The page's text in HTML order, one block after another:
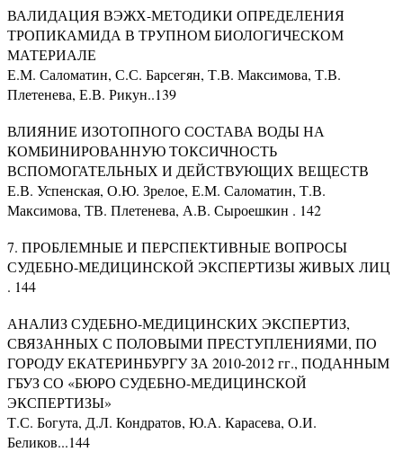
ВАЛИДАЦИЯ ВЭЖХ-МЕТОДИКИ ОПРЕДЕЛЕНИЯ
ТРОПИКАМИДА В ТРУПНОМ БИОЛОГИЧЕСКОМ
МАТЕРИАЛЕ
Е.М. Саломатин, С.С. Барсегян, Т.В. Максимова, Т.В.
Плетенева, Е.В. Рикун..139
ВЛИЯНИЕ ИЗОТОПНОГО СОСТАВА ВОДЫ НА
КОМБИНИРОВАННУЮ ТОКСИЧНОСТЬ
ВСПОМОГАТЕЛЬНЫХ И ДЕЙСТВУЮЩИХ ВЕЩЕСТВ
Е.В. Успенская, О.Ю. Зрелое, Е.М. Саломатин, Т.В.
Максимова, ТВ. Плетенева, А.В. Сыроешкин . 142
7. ПРОБЛЕМНЫЕ И ПЕРСПЕКТИВНЫЕ ВОПРОСЫ
СУДЕБНО-МЕДИЦИНСКОЙ ЭКСПЕРТИЗЫ ЖИВЫХ ЛИЦ
. 144
АНАЛИЗ СУДЕБНО-МЕДИЦИНСКИХ ЭКСПЕРТИЗ,
СВЯЗАННЫХ С ПОЛОВЫМИ ПРЕСТУПЛЕНИЯМИ, ПО
ГОРОДУ ЕКАТЕРИНБУРГУ ЗА 2010-2012 гг., ПОДАННЫМ
ГБУЗ СО «БЮРО СУДЕБНО-МЕДИЦИНСКОЙ
ЭКСПЕРТИЗЫ»
Т.С. Богута, Д.Л. Кондратов, Ю.А. Карасева, О.И.
Беликов...144